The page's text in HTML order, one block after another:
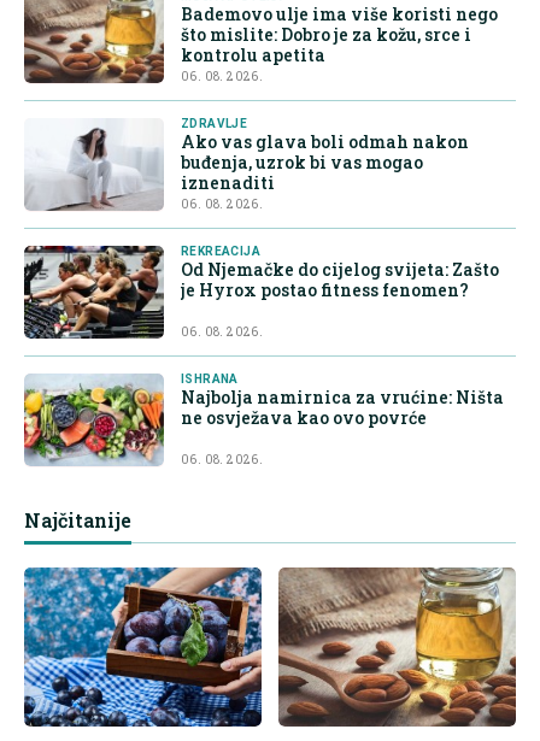
Bademovo ulje ima više koristi nego
što mislite: Dobro je za kožu, srce i
kontrolu apetita
06. 08. 2026.
ZDRAVLJE
Ako vas glava boli odmah nakon
buđenja, uzrok bi vas mogao
iznenaditi
06. 08. 2026.
REKREACIJA
Od Njemačke do cijelog svijeta: Zašto
je Hyrox postao fitness fenomen?
06. 08. 2026.
ISHRANA
Najbolja namirnica za vrućine: Ništa
ne osvježava kao ovo povrće
06. 08. 2026.
Najčitanije